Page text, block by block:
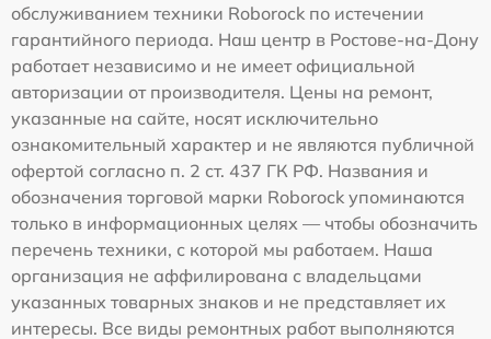
обслуживанием техники Roborock по истечении
гарантийного периода. Наш центр в Ростове-на-Дону
работает независимо и не имеет официальной
авторизации от производителя. Цены на ремонт,
указанные на сайте, носят исключительно
ознакомительный характер и не являются публичной
офертой согласно п. 2 ст. 437 ГК РФ. Названия и
обозначения торговой марки Roborock упоминаются
только в информационных целях — чтобы обозначить
перечень техники, с которой мы работаем. Наша
организация не аффилирована с владельцами
указанных товарных знаков и не представляет их
интересы. Все виды ремонтных работ выполняются